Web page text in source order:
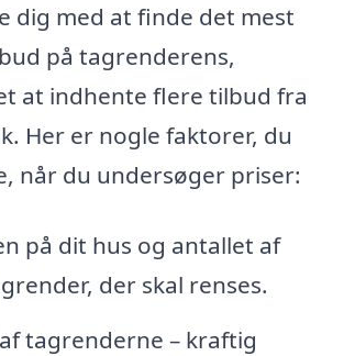
dig med at finde det mest
på tagrenderens,
at indhente flere tilbud fra
Her er nogle faktorer, du
når du undersøger priser:
på dit hus og antallet af
der skal renses.
tagrenderne – kraftig